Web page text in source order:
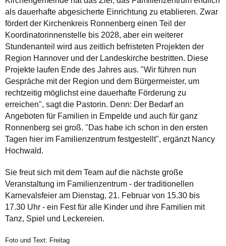
als dauerhafte abgesicherte Einrichtung zu etablieren. Zwar
fördert der Kirchenkreis Ronnenberg einen Teil der
Koordinatorinnenstelle bis 2028, aber ein weiterer
Stundenanteil wird aus zeitlich befristeten Projekten der
Region Hannover und der Landeskirche bestritten. Diese
Projekte laufen Ende des Jahres aus. "Wir führen nun
Gespräche mit der Region und dem Bürgermeister, um
rechtzeitig möglichst eine dauerhafte Förderung zu
erreichen", sagt die Pastorin. Denn: Der Bedarf an
Angeboten für Familien in Empelde und auch für ganz
Ronnenberg sei groß. "Das habe ich schon in den ersten
Tagen hier im Familienzentrum festgestellt", ergänzt Nancy
Hochwald.
Sie freut sich mit dem Team auf die nächste große
Veranstaltung im Familienzentrum - der traditionellen
Karnevalsfeier am Dienstag, 21. Februar von 15.30 bis
17.30 Uhr - ein Fest für alle Kinder und ihre Familien mit
Tanz, Spiel und Leckereien.
Foto und Text: Freitag